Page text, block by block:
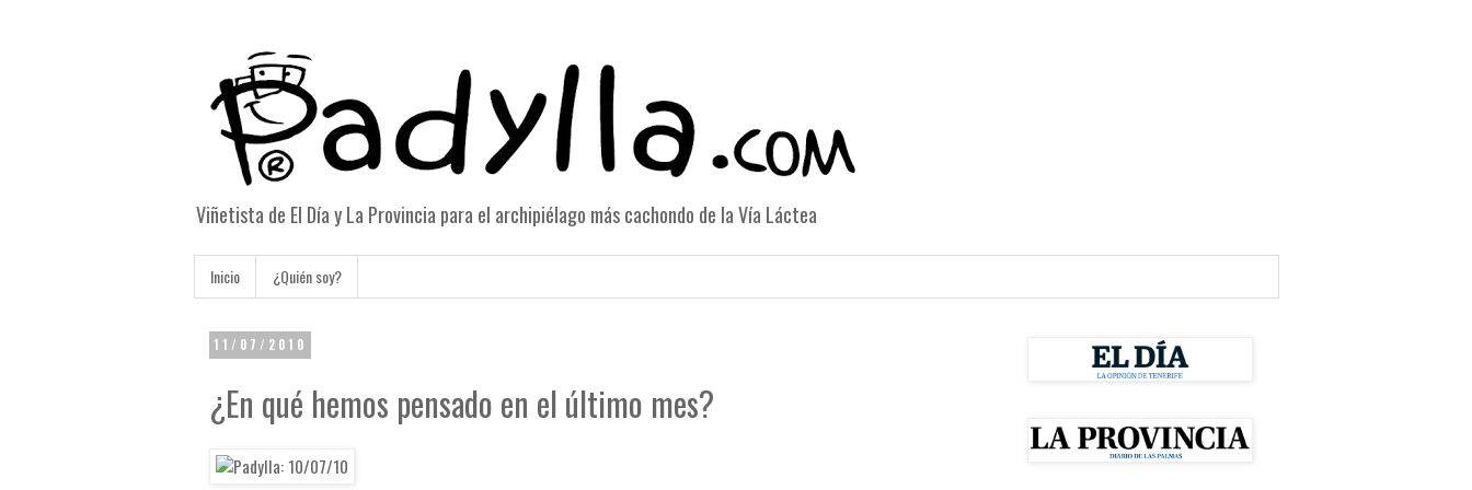
Viñetista de El Día y La Provincia para el archipiélago más cachondo de la Vía Láctea
Inicio ¿Quién soy?
11/07/2010
¿En qué hemos pensado en el último mes?